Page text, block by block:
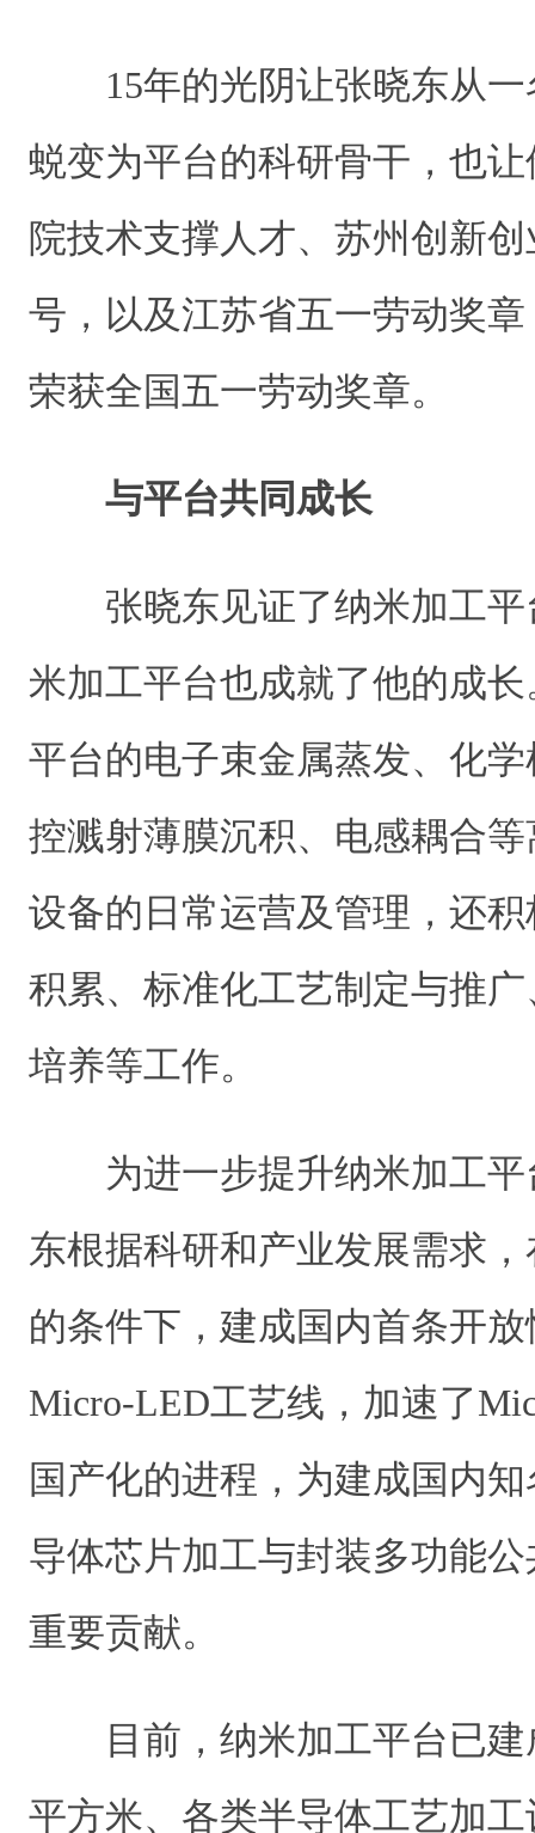
15年的光阴让张晓东从
蜕变为平台的科研骨干，也
院技术支撑人才、苏州创新
号，以及江苏省五一劳动奖
荣获全国五一劳动奖章。
与平台共同成长
张晓东见证了纳米加工
米加工平台也成就了他的成
平台的电子束金属蒸发、化
控溅射薄膜沉积、电感耦合
设备的日常运营及管理，还
积累、标准化工艺制定与推
培养等工作。
为进一步提升纳米加工
东根据科研和产业发展需求
的条件下，建成国内首条开
Micro-LED工艺线，加速了
国产化的进程，为建成国内
导体芯片加工与封装多功能
重要贡献。
目前，纳米加工平台已
平方米、各类半导体工艺加